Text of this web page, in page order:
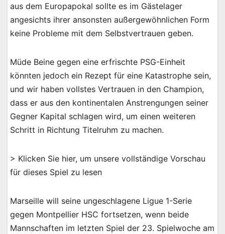
aus dem Europapokal sollte es im Gästelager
angesichts ihrer ansonsten außergewöhnlichen Form
keine Probleme mit dem Selbstvertrauen geben.
Müde Beine gegen eine erfrischte PSG-Einheit
könnten jedoch ein Rezept für eine Katastrophe sein,
und wir haben vollstes Vertrauen in den Champion,
dass er aus den kontinentalen Anstrengungen seiner
Gegner Kapital schlagen wird, um einen weiteren
Schritt in Richtung Titelruhm zu machen.
> Klicken Sie hier, um unsere vollständige Vorschau
für dieses Spiel zu lesen
Marseille will seine ungeschlagene Ligue 1-Serie
gegen Montpellier HSC fortsetzen, wenn beide
Mannschaften im letzten Spiel der 23. Spielwoche am